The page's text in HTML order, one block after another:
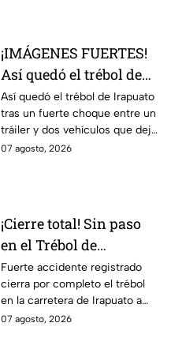
¡IMÁGENES FUERTES!
Así quedó el trébol de
Irapuato tras aparatoso
choque; hay mu3rtos y
lesionados
Así quedó el trébol de Irapuato
tras un fuerte choque entre un
tráiler y dos vehículos que dejó
dos muertos y siete personas
07 agosto, 2026
¡Cierre total! Sin paso
en el Trébol de
Irapuato; toma estas
vías alternas
Fuerte accidente registrado
cierra por completo el trébol
en la carretera de Irapuato a
Abasolo
07 agosto, 2026